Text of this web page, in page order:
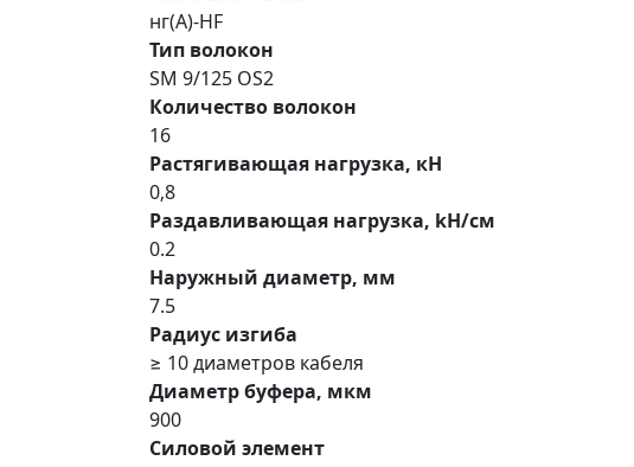
нг(A)-HF
Тип волокон
SM 9/125 OS2
Количество волокон
16
Растягивающая нагрузка, кН
0‚8
Раздавливающая нагрузка, kН/см
0.2
Наружный диаметр, мм
7.5
Радиус изгиба
≥ 10 диаметров кабеля
Диаметр буфера, мкм
900
Силовой элемент